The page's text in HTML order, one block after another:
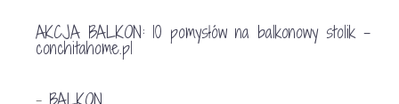
AKCJA BALKON: 10 pomysłów na balkonowy stolik -
conchitahome.pl